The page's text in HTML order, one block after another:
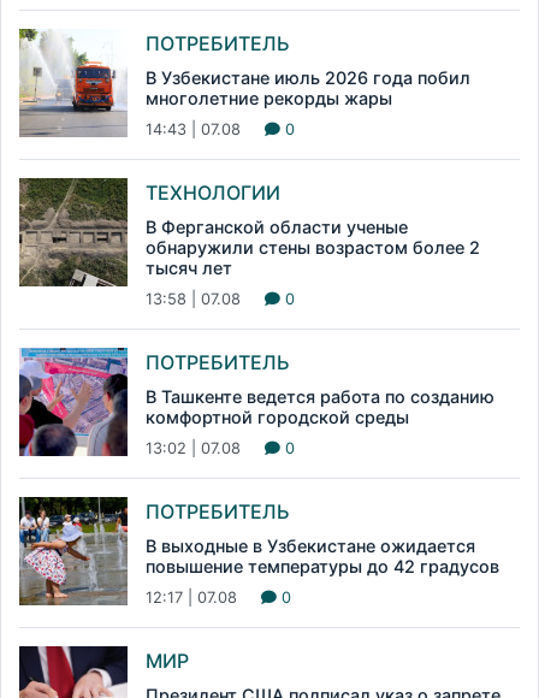
ПОТРЕБИТЕЛЬ
В Узбекистане июль 2026 года побил
многолетние рекорды жары
14:43 | 07.08 0
ТЕХНОЛОГИИ
В Ферганской области ученые
обнаружили стены возрастом более 2
тысяч лет
13:58 | 07.08 0
ПОТРЕБИТЕЛЬ
В Ташкенте ведется работа по созданию
комфортной городской среды
13:02 | 07.08 0
ПОТРЕБИТЕЛЬ
В выходные в Узбекистане ожидается
повышение температуры до 42 градусов
12:17 | 07.08 0
МИР